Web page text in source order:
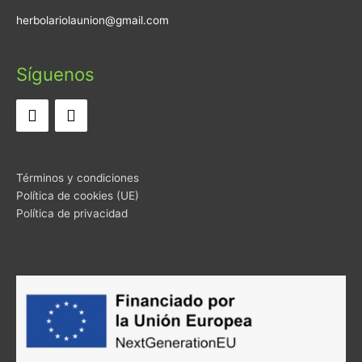
herbolariolaunion@gmail.com
Síguenos
Términos y condiciones
Política de cookies (UE)
Política de privacidad